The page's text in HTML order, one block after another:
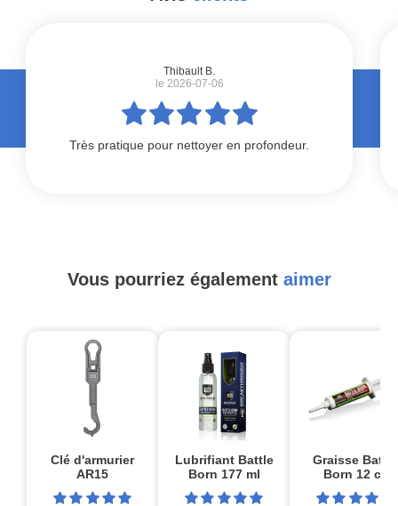
Thibault B.
le 2026-07-06
Très pratique pour nettoyer en profondeur.
Vous pourriez également aimer
Clé d'armurier
AR15
Lubrifiant Battle
Born 177 ml
Graisse Battle
Born 12 cc